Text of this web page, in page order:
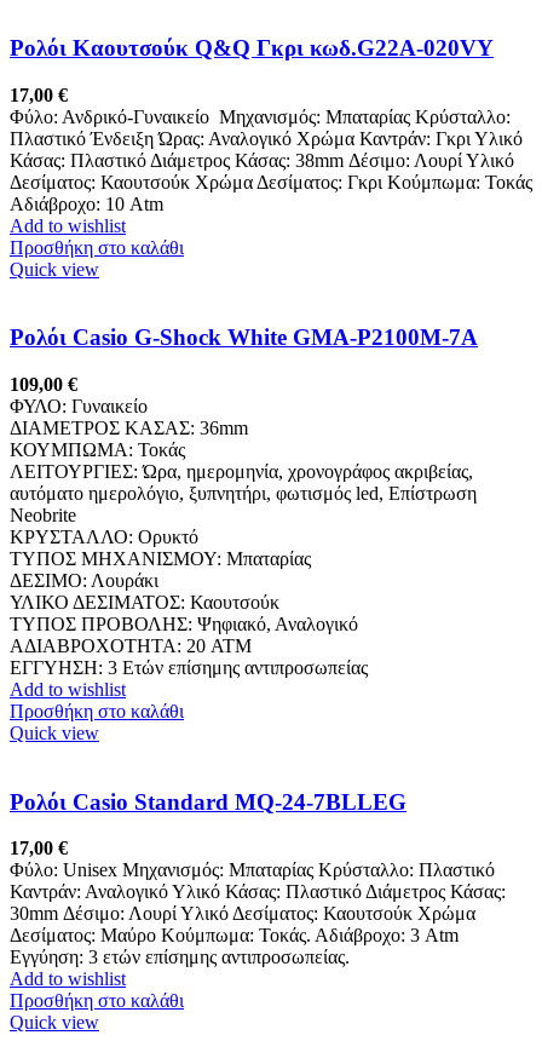
Ρολόι Καουτσούκ Q&Q Γκρι κωδ.G22A-020VY
17,00 €
Φύλο: Ανδρικό-Γυναικείο Μηχανισμός: Μπαταρίας Κρύσταλλο:
Πλαστικό Ένδειξη Ώρας: Αναλογικό Χρώμα Καντράν: Γκρι Υλικό
Κάσας: Πλαστικό Διάμετρος Κάσας: 38mm Δέσιμο: Λουρί Υλικό
Δεσίματος: Καουτσούκ Χρώμα Δεσίματος: Γκρι Κούμπωμα: Τοκάς
Αδιάβροχο: 10 Atm
Add to wishlist
Προσθήκη στο καλάθι
Quick view
Ρολόι Casio G-Shock White GMA-P2100M-7A
109,00 €
ΦΥΛΟ: Γυναικείο
ΔΙΑΜΕΤΡΟΣ ΚΑΣΑΣ: 36mm
ΚΟΥΜΠΩΜΑ: Τοκάς
ΛΕΙΤΟΥΡΓΙΕΣ: Ώρα, ημερομηνία, χρονογράφος ακριβείας,
αυτόματο ημερολόγιο, ξυπνητήρι, φωτισμός led, Επίστρωση
Neobrite
ΚΡΥΣΤΑΛΛΟ: Ορυκτό
ΤΥΠΟΣ ΜΗΧΑΝΙΣΜΟΥ: Μπαταρίας
ΔΕΣΙΜΟ: Λουράκι
ΥΛΙΚΟ ΔΕΣΙΜΑΤΟΣ: Καουτσούκ
ΤΥΠΟΣ ΠΡΟΒΟΛΗΣ: Ψηφιακό, Αναλογικό
ΑΔΙΑΒΡΟΧΟΤΗΤΑ: 20 ATM
ΕΓΓΥΗΣΗ: 3 Ετών επίσημης αντιπροσωπείας
Add to wishlist
Προσθήκη στο καλάθι
Quick view
Ρολόι Casio Standard MQ-24-7BLLEG
17,00 €
Φύλο: Unisex Μηχανισμός: Μπαταρίας Κρύσταλλο: Πλαστικό
Καντράν: Αναλογικό Υλικό Κάσας: Πλαστικό Διάμετρος Κάσας:
30mm Δέσιμο: Λουρί Υλικό Δεσίματος: Καουτσούκ Χρώμα
Δεσίματος: Μαύρο Κούμπωμα: Τοκάς. Αδιάβροχο: 3 Atm
Εγγύηση: 3 ετών επίσημης αντιπροσωπείας.
Add to wishlist
Προσθήκη στο καλάθι
Quick view